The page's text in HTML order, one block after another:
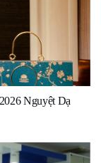
Nguyệt Dạ